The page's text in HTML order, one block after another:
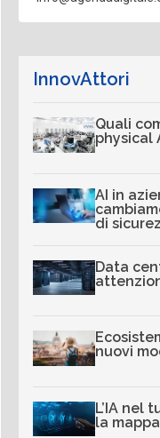
InnovAttori
Quali
physical
AI in
di
Data
nuovi
L’IA nel
la